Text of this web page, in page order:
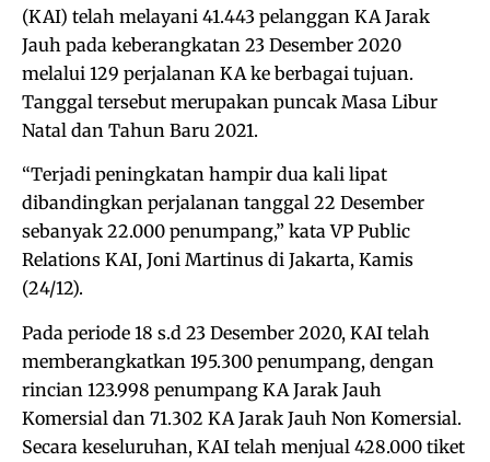
(KAI) telah melayani 41.443 pelanggan KA Jarak
Jauh pada keberangkatan 23 Desember 2020
melalui 129 perjalanan KA ke berbagai tujuan.
Tanggal tersebut merupakan puncak Masa Libur
Natal dan Tahun Baru 2021.
“Terjadi peningkatan hampir dua kali lipat
dibandingkan perjalanan tanggal 22 Desember
sebanyak 22.000 penumpang,” kata VP Public
Relations KAI, Joni Martinus di Jakarta, Kamis
(24/12).
Pada periode 18 s.d 23 Desember 2020, KAI telah
memberangkatkan 195.300 penumpang, dengan
rincian 123.998 penumpang KA Jarak Jauh
Komersial dan 71.302 KA Jarak Jauh Non Komersial.
Secara keseluruhan, KAI telah menjual 428.000 tiket